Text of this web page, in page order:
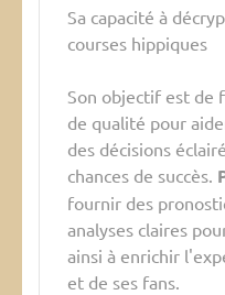
Sa capacité à
courses hippiques
Son objectif est de
de qualité pour
des décisions
chances de succès.
fournir des
analyses claires
ainsi à enrichir
et de ses fans.